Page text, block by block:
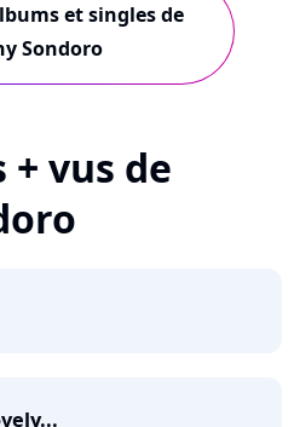
et singles de
Sondoro
vus de